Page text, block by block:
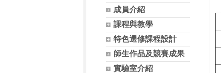
成員介紹
課程與教學
特色選修課程設計
師生作品及競賽成果
實驗室介紹